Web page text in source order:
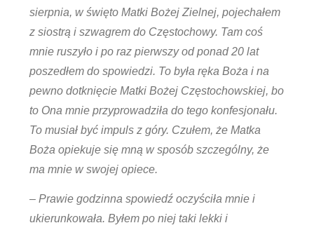
sierpnia, w święto Matki Bożej Zielnej, pojechałem
z siostrą i szwagrem do Częstochowy. Tam coś
mnie ruszyło i po raz pierwszy od ponad 20 lat
poszedłem do spowiedzi. To była ręka Boża i na
pewno dotknięcie Matki Bożej Częstochowskiej, bo
to Ona mnie przyprowadziła do tego konfesjonału.
To musiał być impuls z góry. Czułem, że Matka
Boża opiekuje się mną w sposób szczególny, że
ma mnie w swojej opiece.
– Prawie godzinna spowiedź oczyściła mnie i
ukierunkowała. Byłem po niej taki lekki i